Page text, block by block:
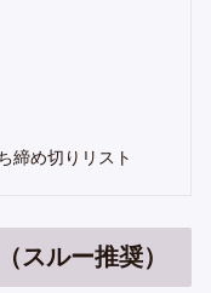
締め切りリスト
スルー推奨）